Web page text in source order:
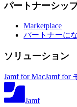
パートナーシッ
Marketplace
パートナーに
ソリューション
Jamf for MacJamf for
Jamf